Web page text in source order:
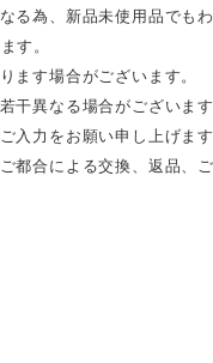
為、新品未使用品でも
す。
ます場合がございます。
干異なる場合がございます
入力をお願い申し上げます
合による交換、返品、